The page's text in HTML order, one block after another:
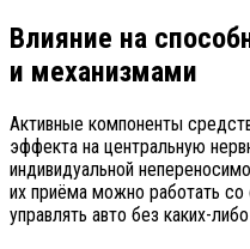
Влияние на
и механизмами
Активные компоненты
эффекта на центральную
индивидуальной
их приёма можно работать
управлять авто без каких-